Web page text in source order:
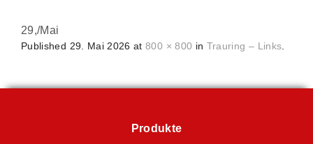
29,/Mai
Published 29. Mai 2026 at800 × 800 in Trauring – Links.
Produkte